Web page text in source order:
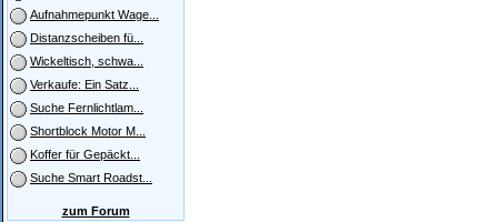
Aufnahmepunkt Wage...
Distanzscheiben fü...
Wickeltisch, schwa...
Verkaufe: Ein Satz...
Suche Fernlichtlam...
Shortblock Motor M...
Koffer für Gepäckt...
Suche Smart Roadst...
zum Forum